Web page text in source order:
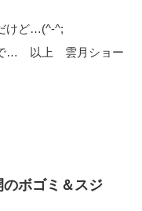
けど…(^-^;
で… 以上 雲月ショー
のボゴミ＆スジ